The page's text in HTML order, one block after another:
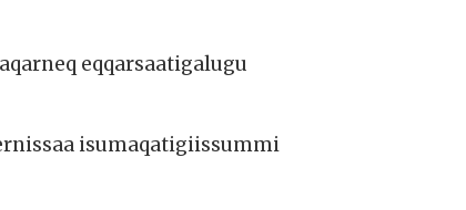
eqqarsaatigalugu
isumaqatigiissummi